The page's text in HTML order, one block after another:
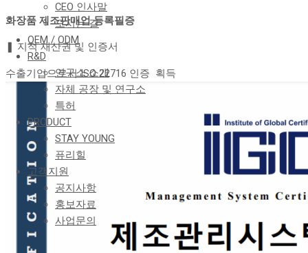
CEO 인사말
오시는 길
OEM / ODM
R&D
연구소 소개
자체 공장 및 연구소
특허
PRODUCT
STAY YOUNG
퓨리힐
고객지원
공지사항
홍보자료
사업문의
화장품 제조판매업 등록필증
❚ 지적 재산권 및 인증서
수출기업으로서 ISO 22716 인증 획득